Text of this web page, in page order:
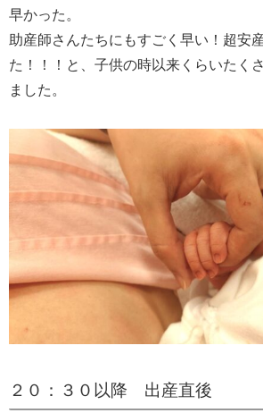
早かった。
助産師さんたちにもすごく早い！超安
た！！！と、子供の時以来くらいたく
ました。
２０：３０以降 出産直後